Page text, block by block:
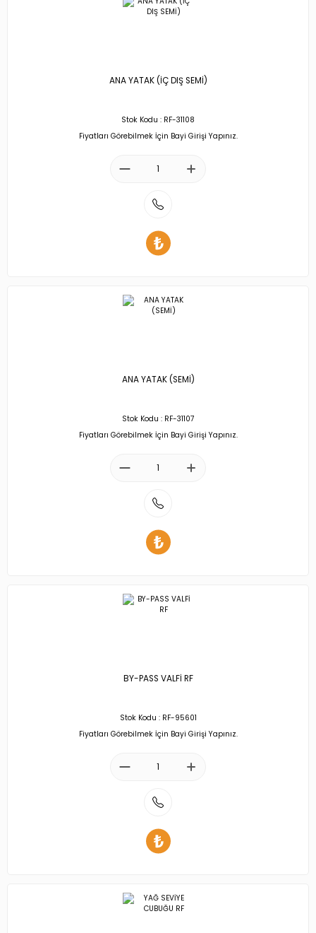
ANA YATAK (İÇ DIŞ SEMİ)
Stok Kodu : RF-31108
Fiyatları Görebilmek İçin Bayi Girişi Yapınız.
ANA YATAK (SEMİ)
Stok Kodu : RF-31107
Fiyatları Görebilmek İçin Bayi Girişi Yapınız.
BY-PASS VALFİ RF
Stok Kodu : RF-95601
Fiyatları Görebilmek İçin Bayi Girişi Yapınız.